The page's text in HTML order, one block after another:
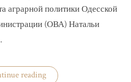
аграрной политики Одесской
(ОВА) Натальи
reading«Одесская